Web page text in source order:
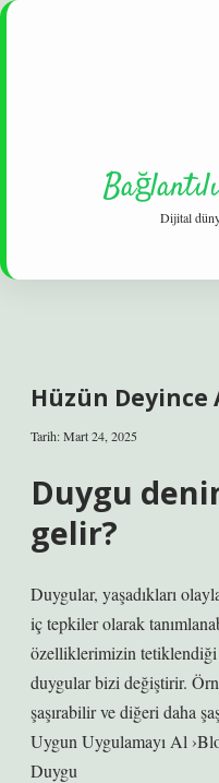
Dijital
Hüzün Deyince
Tarih: Mart 24, 2025
Duygu
gelir?
Duygular, yaşadıkları
iç tepkiler olarak
özelliklerimizin tetiklendiği
duygular bizi değiştirir.
şaşırabilir ve diğeri daha
Uygun Uygulamayı Al
Duygu